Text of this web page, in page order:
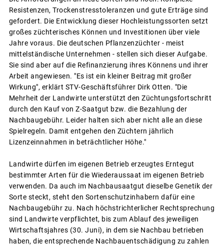
Resistenzen, Trockenstresstoleranzen und gute Erträge sind
gefordert. Die Entwicklung dieser Hochleistungssorten setzt
großes züchterisches Können und Investitionen über viele
Jahre voraus. Die deutschen Pflanzenzüchter - meist
mittelständische Unternehmen - stellen sich dieser Aufgabe.
Sie sind aber auf die Refinanzierung ihres Könnens und ihrer
Arbeit angewiesen. "Es ist ein kleiner Beitrag mit großer
Wirkung", erklärt STV-Geschäftsführer Dirk Otten. "Die
Mehrheit der Landwirte unterstützt den Züchtungsfortschritt
durch den Kauf von Z-Saatgut bzw. die Bezahlung der
Nachbaugebühr. Leider halten sich aber nicht alle an diese
Spielregeln. Damit entgehen den Züchtern jährlich
Lizenzeinnahmen in beträchtlicher Höhe."
Landwirte dürfen im eigenen Betrieb erzeugtes Erntegut
bestimmter Arten für die Wiederaussaat im eigenen Betrieb
verwenden. Da auch im Nachbausaatgut dieselbe Genetik der
Sorte steckt, steht den Sortenschutzinhabern dafür eine
Nachbaugebühr zu. Nach höchstrichterlicher Rechtsprechung
sind Landwirte verpflichtet, bis zum Ablauf des jeweiligen
Wirtschaftsjahres (30. Juni), in dem sie Nachbau betrieben
haben, die entsprechende Nachbauentschädigung zu zahlen